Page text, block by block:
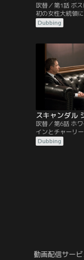
吹替／第1話 ボ
初の女性大統領
ルナが他界。サ
メリーは超党派
に向けて動き出
ため、反対派で
スキャンダルを
派に転じさせて
は…。
Dubbing
吹替／第6話 ホ
インとチャーリ
呼び出されたオ
スミンを殺した
Dubbing
動画配信サー